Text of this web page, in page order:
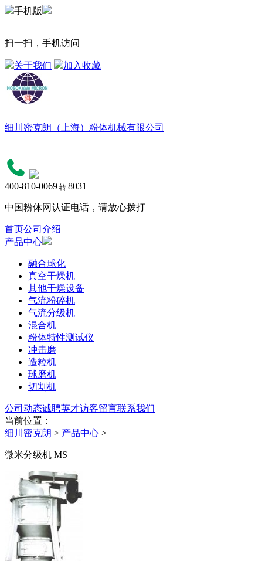
手机版
扫一扫，手机访问
关于我们 加入收藏
细川密克朗（上海）粉体机械有限公司
400-810-0069 转 8031
中国粉体网认证电话，请放心拨打
首页公司介绍
产品中心
融合球化
真空干燥机
其他干燥设备
气流粉碎机
气流分级机
混合机
粉体特性测试仪
冲击磨
造粒机
球磨机
切割机
公司动态诚聘英才访客留言联系我们
当前位置：
细川密克朗 > 产品中心 >
微米分级机 MS